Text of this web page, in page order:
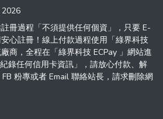
冊過程「不須提供任何個資」，只要 E-
心註冊！線上付款過程使用「綠界科技
商，全程在「綠界科技 ECPay 」網站進
錄任何信用卡資訊」，請放心付款、解
粉專或者 Email 聯絡站長，請求刪除網